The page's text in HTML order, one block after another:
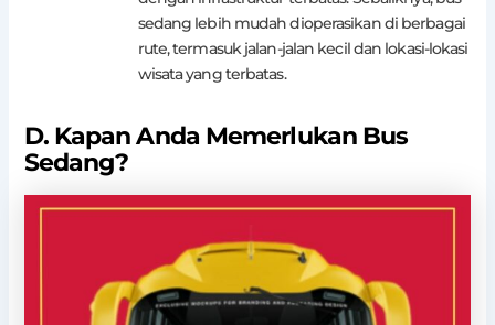
sedang lebih mudah dioperasikan di berbagai
rute, termasuk jalan-jalan kecil dan lokasi-lokasi
wisata yang terbatas.
D. Kapan Anda Memerlukan Bus
Sedang?